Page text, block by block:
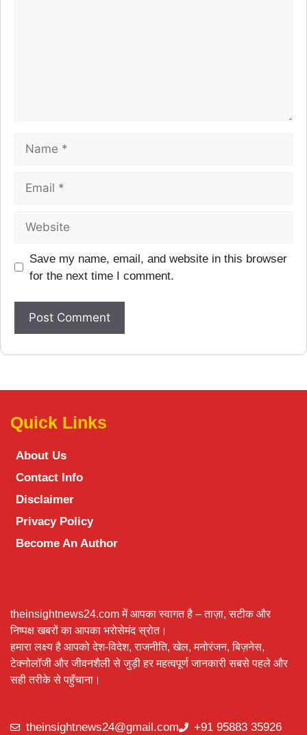
Save my name, email, and website in this browser
for the next time I comment.
Quick Links
About Us
Contact Info
Disclaimer
Privacy Policy
Become An Author
theinsightnews24.com में आपका स्वागत है – ताज़ा, सटीक और
निष्पक्ष खबरों का आपका भरोसेमंद स्रोत।
हमारा लक्ष्य है आपको देश-विदेश, राजनीति, खेल, मनोरंजन, बिज़नेस,
टेक्नोलॉजी और जीवनशैली से जुड़ी हर महत्वपूर्ण जानकारी सबसे पहले और
सही तरीके से पहुँचाना।
theinsightnews24@gmail.com +91 95883 35926